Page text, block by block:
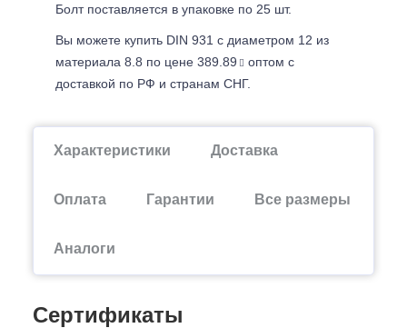
Болт поставляется в упаковке по 25 шт.
Вы можете купить DIN 931 с диаметром 12 из
материала 8.8 по цене 389.89
оптом с
доставкой по РФ и странам СНГ.
Характеристики Доставка
Оплата Гарантии Все размеры
Аналоги
Сертификаты